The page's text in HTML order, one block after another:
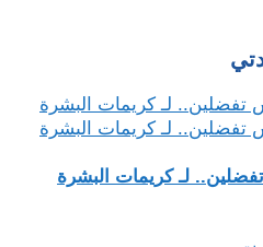
لـ كريمات البشرة